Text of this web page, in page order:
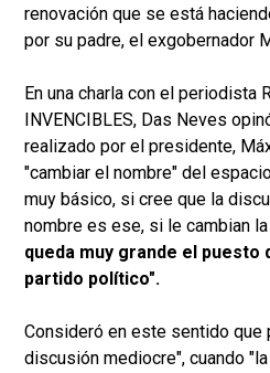
renovación que se está
por su padre, el exgobernador
En una charla con el periodista
INVENCIBLES, Das Neves
realizado por el presidente,
"cambiar el nombre" del
muy básico, si cree que la
nombre es ese, si le cambian
queda muy grande el puesto
partido político".
Consideró en este sentido que
discusión mediocre", cuando